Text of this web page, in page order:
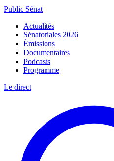
Public Sénat
Actualités
Sénatoriales 2026
Émissions
Documentaires
Podcasts
Programme
Le direct